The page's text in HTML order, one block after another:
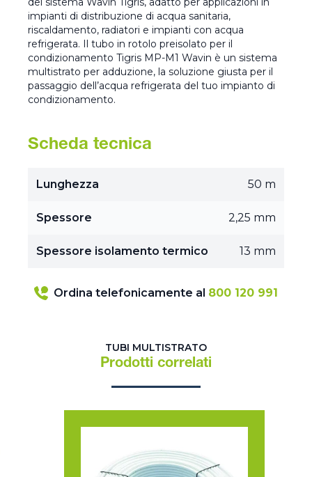
impianti di distribuzione di acqua sanitaria,
riscaldamento, radiatori e impianti con acqua
refrigerata. Il tubo in rotolo preisolato per il
condizionamento Tigris MP-M1 Wavin è un sistema
multistrato per adduzione, la soluzione giusta per il
passaggio dell’acqua refrigerata del tuo impianto di
condizionamento.
Scheda tecnica
Lunghezza 50 m
Spessore 2,25 mm
Spessore isolamento termico 13 mm
Ordina telefonicamente al 800 120 991
TUBI MULTISTRATO
Prodotti correlati